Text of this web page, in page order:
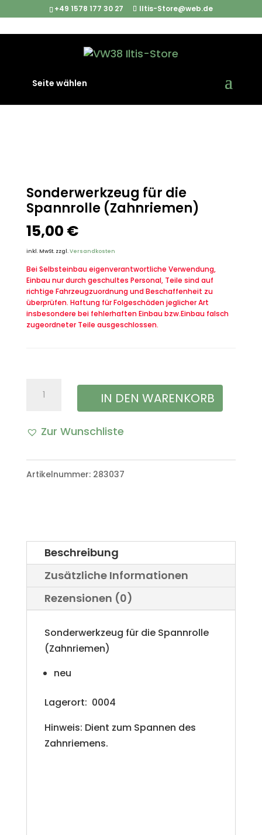
+49 1578 177 30 27 Iltis-Store@web.de
Seite wählen
Sonderwerkzeug für die Spannrolle (Zahnriemen)
Sonderwerkzeug für die
Spannrolle (Zahnriemen)
15,00 €
inkl. MwSt. zzgl.Versandkosten
Bei Selbsteinbau eigenverantwortliche Verwendung,
Einbau nur durch geschultes Personal, Teile sind auf
richtige Fahrzeugzuordnung und Beschaffenheit zu
überprüfen. Haftung für Folgeschäden jeglicher Art
insbesondere bei fehlerhaften Einbau bzw.Einbau falsch
zugeordneter Teile ausgeschlossen.
Sonderwerkzeug
die
(Zahnriemen)
IN DEN WARENKORB
Zur Wunschliste
Artikelnummer: 283037
Beschreibung
Zusätzliche Informationen
Rezensionen (0)
Sonderwerkzeug für die Spannrolle
(Zahnriemen)
neu
Lagerort: 0004
Hinweis: Dient zum Spannen des
Zahnriemens.